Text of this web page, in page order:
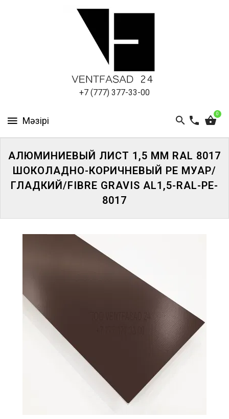
+7 (777) 377-33-00
0
ПАНЕЛИ
АЛЮМИНИЕВЫЙ ЛИСТ 1,5 ММ RAL 8017
ШОКОЛАДНО-КОРИЧНЕВЫЙ PE МУАР/
ГЛАДКИЙ/FIBRE GRAVIS AL1,5-RAL-PE-
8017